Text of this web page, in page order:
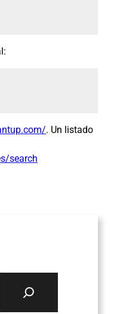
. Un listado
search